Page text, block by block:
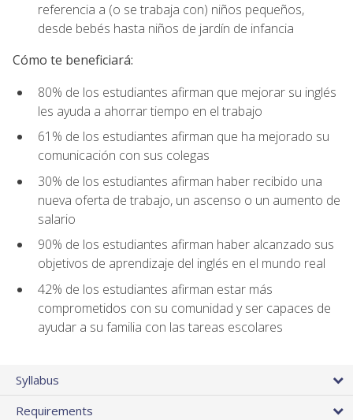
referencia a (o se trabaja con) niños pequeños,
desde bebés hasta niños de jardín de infancia
Cómo te beneficiará:
80% de los estudiantes afirman que mejorar su inglés
les ayuda a ahorrar tiempo en el trabajo
61% de los estudiantes afirman que ha mejorado su
comunicación con sus colegas
30% de los estudiantes afirman haber recibido una
nueva oferta de trabajo, un ascenso o un aumento de
salario
90% de los estudiantes afirman haber alcanzado sus
objetivos de aprendizaje del inglés en el mundo real
42% de los estudiantes afirman estar más
comprometidos con su comunidad y ser capaces de
ayudar a su familia con las tareas escolares
Syllabus
Requirements